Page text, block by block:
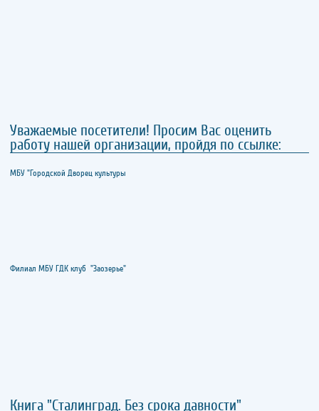
Уважаемые посетители! Просим Вас оценить
работу нашей организации, пройдя по ссылке:
МБУ "Городской Дворец культуры
Филиал МБУ ГДК клуб "Заозерье"
Книга "Сталинград. Без срока давности"